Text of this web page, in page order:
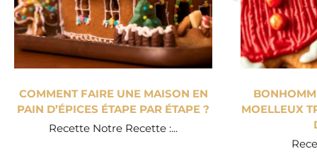
COMMENT FAIRE UNE MAISON EN
PAIN D’ÉPICES ÉTAPE PAR ÉTAPE ?
Recette Notre Recette :...
MOELLEUX